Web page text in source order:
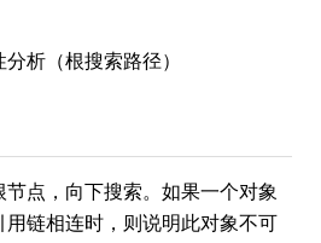
析（根搜索路径）
节点，向下搜索。如果一个对象
用链相连时，则说明此对象不可